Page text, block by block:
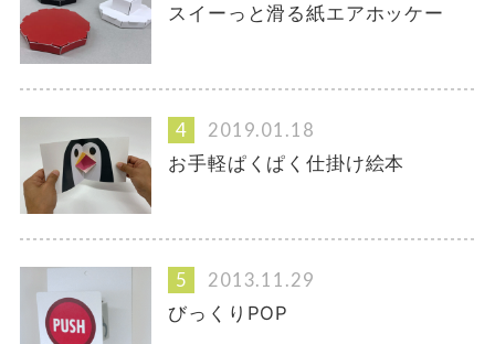
スイーっと滑る紙エアホッケー
2019.01.18
お手軽ぱくぱく仕掛け絵本
2013.11.29
びっくりPOP